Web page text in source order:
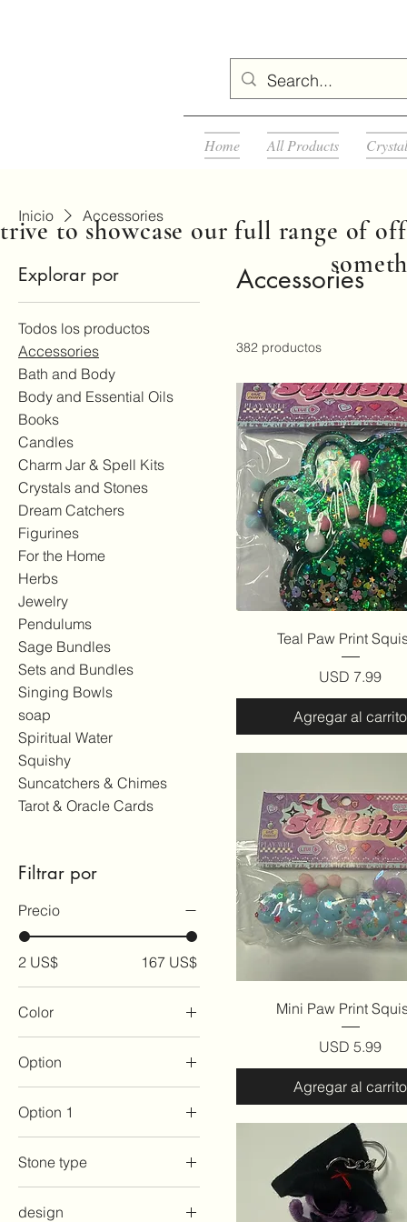
Home All Products
Inicio Accessories
Explorar por
Todos los productos
Accessories
Bath and Body
Body and Essential Oils
Books
Candles
Charm Jar & Spell Kits
Crystals and Stones
Dream Catchers
Figurines
For the Home
Herbs
Jewelry
Pendulums
Sage Bundles
Sets and Bundles
Singing Bowls
soap
Spiritual Water
Squishy
Suncatchers & Chimes
Tarot & Oracle Cards
Filtrar por
Precio
2 US$ 167 US$
Color
Option
Amythest
Black
Black Obsidian
Option 1
Design 2
Stone type
design
Accessories
382 productos
Vista rápida
Teal Paw Print
Precio
USD 7.99
Agregar al carrito
Vista rápida
Mini Paw Print
Precio
USD 5.99
Agregar al carrito
to showcase our full range of